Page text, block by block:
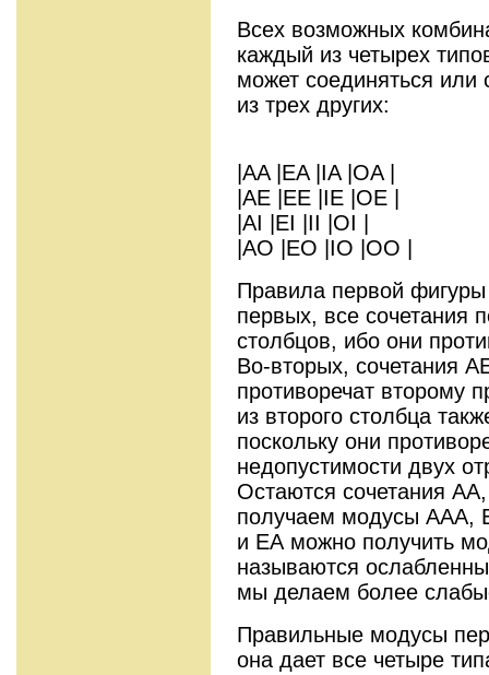
Всех возможных
каждый из четырех
может соединяться
из трех других:
|AA |EA |IA |OA |
|AE |EE |IE |OE |
|AI |EI |II |OI |
|AO |EO |IO |OO |
Правила первой
первых, все сочетания
столбцов, ибо они
Во-вторых, сочетания
противоречат второму
из второго столбца
поскольку они
недопустимости двух
Остаются сочетания
получаем модусы AAA,
и ЕА можно получить
называются
мы делаем более
Правильные модусы
она дает все четыре